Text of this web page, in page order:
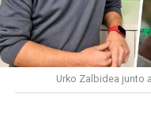
PROGRAMA
Viernes 11 de
Urko Zalbidea junto